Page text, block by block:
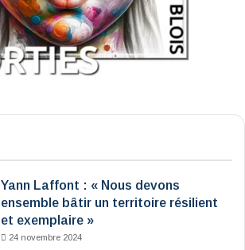
Yann Laffont : « Nous devons
ensemble bâtir un territoire résilient
et exemplaire »
24 novembre 2024